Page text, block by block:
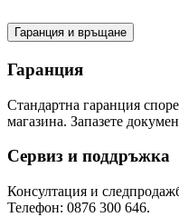
Гаранция и връщане
Гаранция
Стандартна гаранция
магазина. Запазете
Сервиз и поддръжка
Консултация и
Телефон: 0876 300 646.